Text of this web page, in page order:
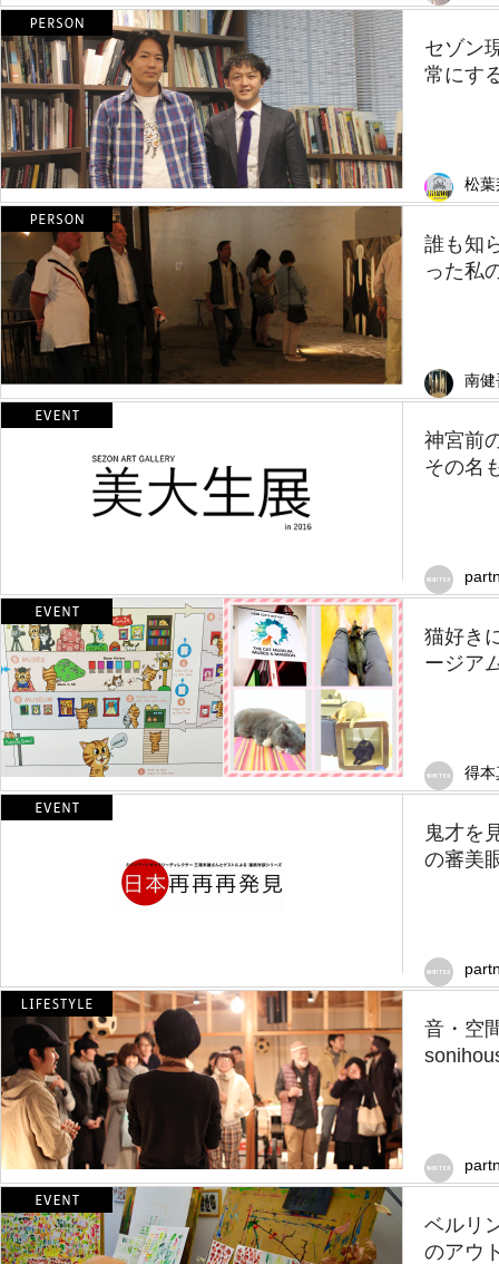
セゾン
常にす
松葉
誰も知
った私
南健
神宮前
その名
猫好き
ージア
得本
鬼才を
の審美
音・空
ベルリ
のアウ